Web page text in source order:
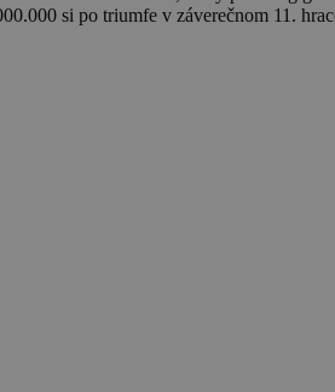
si po triumfe v záverečnom 11.